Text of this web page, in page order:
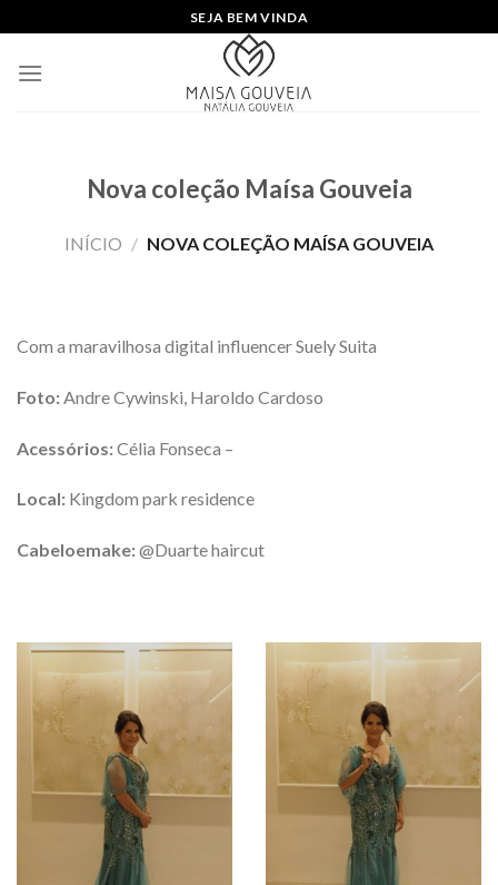
to
content
SEJA BEM VINDA
Nova coleção Maísa Gouveia
INÍCIO / NOVA COLEÇÃO MAÍSA GOUVEIA
Com a maravilhosa digital influencer Suely Suita
Foto: Andre Cywinski, Haroldo Cardoso
Acessórios:Célia Fonseca –
Local: Kingdom park residence
Cabeloemake:@Duarte haircut